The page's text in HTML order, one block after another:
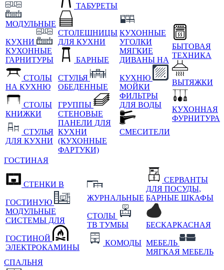
МОДУЛЬНЫЕ
КУХНИ
КУХОННЫЕ
ГАРНИТУРЫ
СТОЛЫ
НА КУХНЮ
СТОЛЫ
КНИЖКИ
СТУЛЬЯ
ДЛЯ КУХНИ
ТАБУРЕТЫ
СТОЛЕШНИЦЫ
ДЛЯ КУХНИ
БАРНЫЕ
СТУЛЬЯ
ОБЕДЕННЫЕ
ГРУППЫ
СТЕНОВЫЕ
ПАНЕЛИ ДЛЯ
КУХНИ
(КУХОННЫЕ
ФАРТУКИ)
КУХОННЫЕ
УГОЛКИ
МЯГКИЕ
ДИВАНЫ НА
КУХНЮ
МОЙКИ
ФИЛЬТРЫ
ДЛЯ ВОДЫ
СМЕСИТЕЛИ
БЫТОВАЯ
ТЕХНИКА
ВЫТЯЖКИ
КУХОННАЯ
ФУРНИТУРА
ГОСТИНАЯ
СТЕНКИ В
ГОСТИНУЮ
МОДУЛЬНЫЕ
СИСТЕМЫ ДЛЯ
ГОСТИНОЙ
ЭЛЕКТРОКАМИНЫ
ЖУРНАЛЬНЫЕ
СТОЛЫ
ТВ ТУМБЫ
КОМОДЫ
СЕРВАНТЫ
ДЛЯ ПОСУДЫ,
БАРНЫЕ ШКАФЫ
БЕСКАРКАСНАЯ
МЕБЕЛЬ
МЯГКАЯ МЕБЕЛЬ
СПАЛЬНЯ